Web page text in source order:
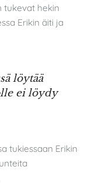
tukevat hekin
Erikin äiti ja
löytää
ei löydy
tukiessaan Erikin